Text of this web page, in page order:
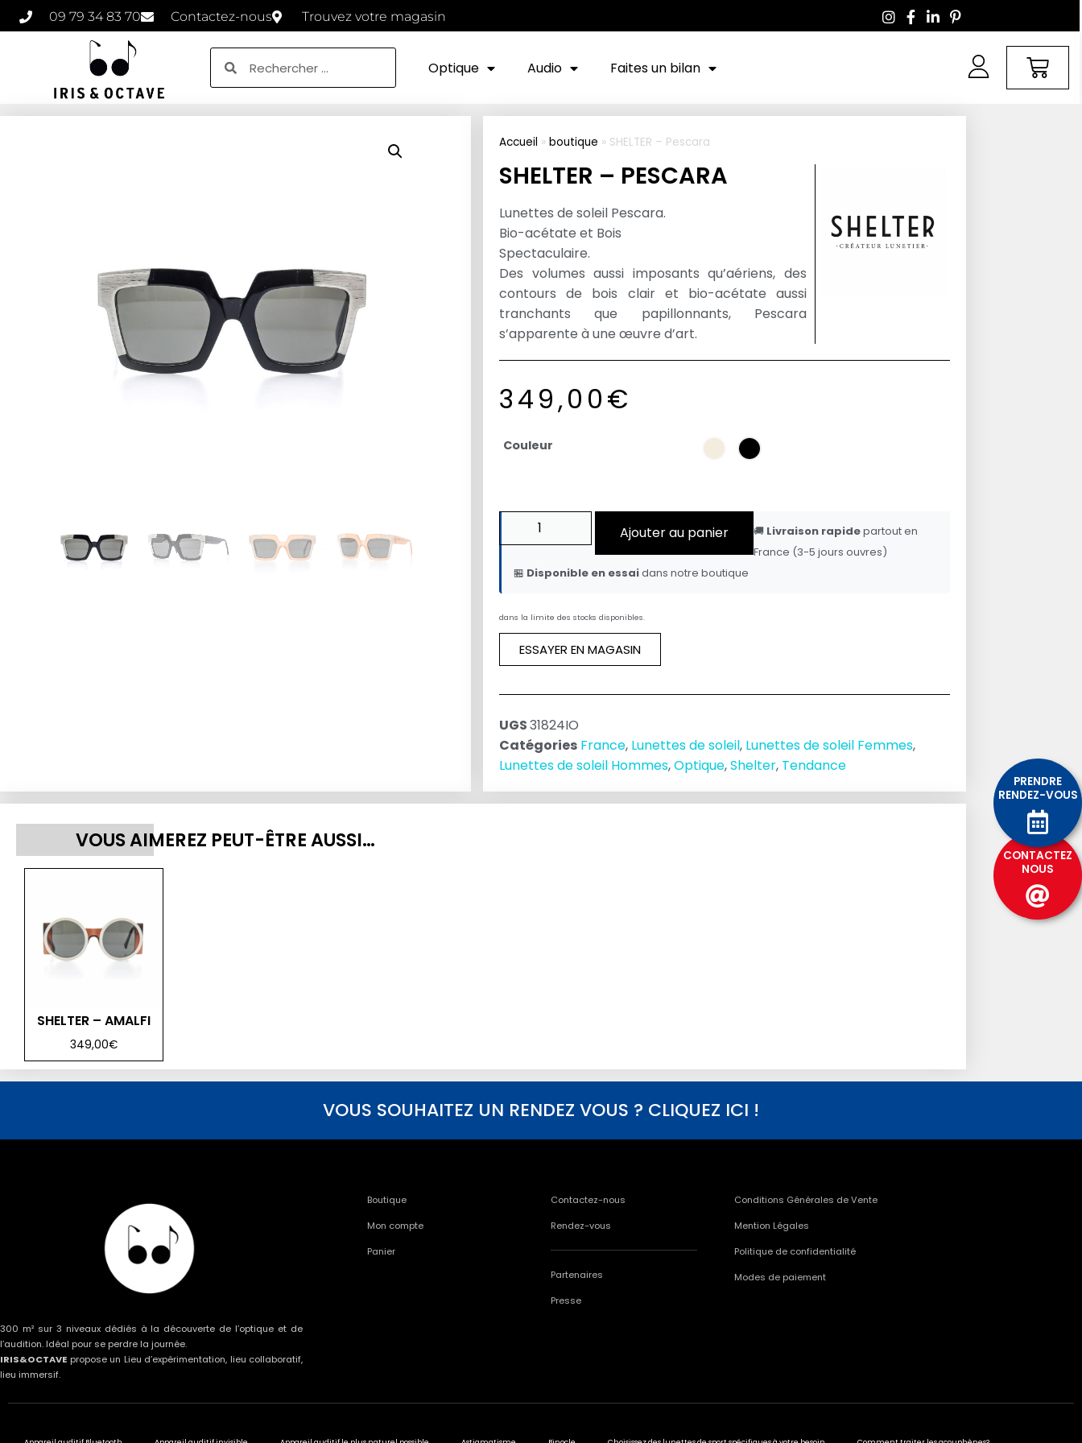
09 79 34 83 70 Contactez-nous Trouvez votre magasin
Optique Audio Faites un bilan
Accueil » boutique » SHELTER – Pescara
SHELTER – PESCARA
Lunettes de soleil Pescara.
Bio-acétate et Bois
Spectaculaire.
Des volumes aussi imposants qu’aériens, des
contours de bois clair et bio-acétate aussi
tranchants que papillonnants, Pescara
s’apparente à une œuvre d’art.
349,00€
Couleur
Ajouter au panier 🚚 Livraison rapidepartout en
France (3-5 jours ouvres)
🏪 Disponible en essaidans notre boutique
dans la limite des stocks disponibles.
ESSAYER EN MAGASIN
UGS31824IO
Catégories France, Lunettes de soleil, Lunettes de soleil Femmes,
Lunettes de soleil Hommes,Optique,Shelter, Tendance
VOUS AIMEREZ PEUT-ÊTRE AUSSI…
SHELTER – AMALFI
349,00€
VOUS SOUHAITEZ UN RENDEZ VOUS ? CLIQUEZ ICI !
300 m² sur 3 niveaux dédiés à la découverte de l’optique et de
l’audition. Idéal pour se perdre la journée.
IRIS&OCTAVE propose un Lieu d’expérimentation, lieu collaboratif,
lieu immersif.
Boutique
Mon compte
Panier
Contactez-nous
Rendez-vous
Partenaires
Presse
Conditions Générales de Vente
Mention Légales
Politique de confidentialité
Modes de paiement
PRENDRE
RENDEZ-VOUS
CONTACTEZ
NOUS